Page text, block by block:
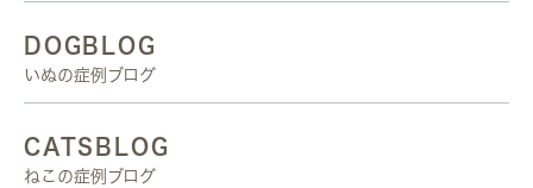
DOGBLOG
いぬの症例ブログ
CATSBLOG
ねこの症例ブログ